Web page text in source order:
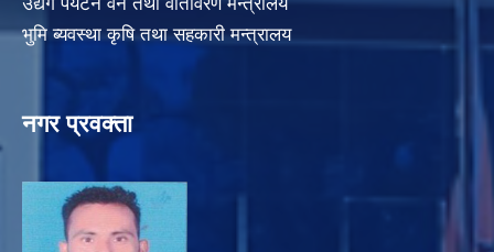
भुमि ब्यवस्था कृषि तथा सहकारी मन्त्रालय
नगर प्रवक्ता